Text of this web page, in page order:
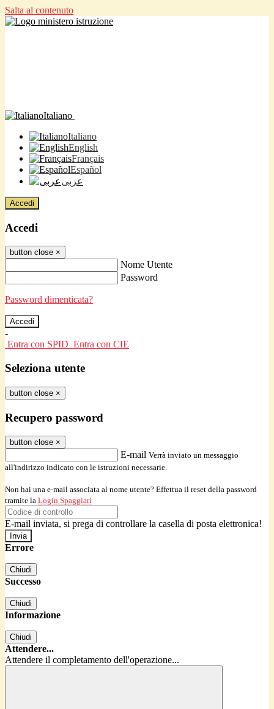
Salta al contenuto
Italiano
Italiano
English
Français
Español
عربى
Accedi
Accedi
button close ×
Nome Utente
Password
Password dimenticata?
-
Entra con SPID Entra con CIE
Seleziona utente
button close ×
Recupero password
button close ×
E-mail Verrà inviato un messaggio
all'indirizzo indicato con le istruzioni necessarie.
Non hai una e-mail associata al nome utente? Effettua il reset della password
tramite la Login Spaggiari
E-mail inviata, si prega di controllare la casella di posta elettronica!
Errore
Chiudi
Successo
Chiudi
Informazione
Chiudi
Attendere...
Attendere il completamento dell'operazione...